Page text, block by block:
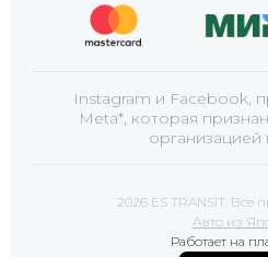
Instagram и Facebook,
Meta*, которая
организацией
2026 ES TRANSIT. Все
Авто из
Работает на